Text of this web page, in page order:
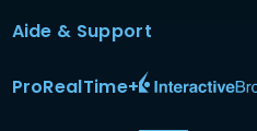
Aide & Support
ProRealTime+